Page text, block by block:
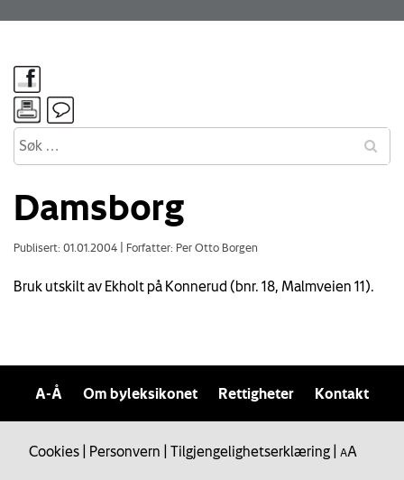
Damsborg
Publisert: 01.01.2004 Forfatter: Per Otto Borgen
Bruk utskilt av Ekholt på Konnerud (bnr. 18, Malmveien 11).
A-Å Om byleksikonet Rettigheter Kontakt
Cookies Personvern Tilgjengelighetserklæring AA